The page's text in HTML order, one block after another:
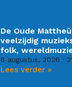
De Oude
veelzijdig
folk,
8 augustus, 2026
Lees verder »